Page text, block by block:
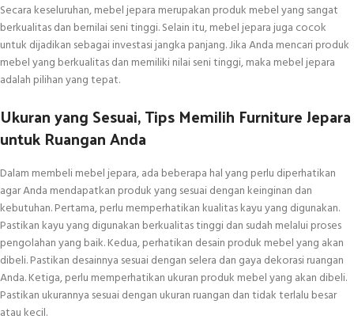
Secara keseluruhan, mebel jepara merupakan produk mebel yang sangat
berkualitas dan bernilai seni tinggi. Selain itu, mebel jepara juga cocok
untuk dijadikan sebagai investasi jangka panjang. Jika Anda mencari produk
mebel yang berkualitas dan memiliki nilai seni tinggi, maka mebel jepara
adalah pilihan yang tepat.
Ukuran yang Sesuai, Tips Memilih Furniture Jepara
untuk Ruangan Anda
Dalam membeli mebel jepara, ada beberapa hal yang perlu diperhatikan
agar Anda mendapatkan produk yang sesuai dengan keinginan dan
kebutuhan. Pertama, perlu memperhatikan kualitas kayu yang digunakan.
Pastikan kayu yang digunakan berkualitas tinggi dan sudah melalui proses
pengolahan yang baik. Kedua, perhatikan desain produk mebel yang akan
dibeli. Pastikan desainnya sesuai dengan selera dan gaya dekorasi ruangan
Anda. Ketiga, perlu memperhatikan ukuran produk mebel yang akan dibeli.
Pastikan ukurannya sesuai dengan ukuran ruangan dan tidak terlalu besar
atau kecil.